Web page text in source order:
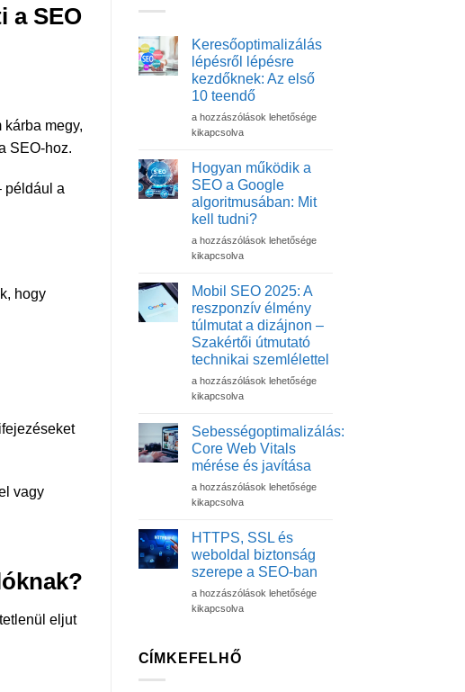
a SEO
megy,
SEO-hoz.
például a
hogy
vagy
eljut
Keresőoptimalizálás
lépésről lépésre
kezdőknek: Az első
10 teendő
Keresőoptimalizálás
lépésről
kezdőknek:
Az
első
10
teendő
bejegyzéshez
a hozzászólások lehetősége
kikapcsolva
Hogyan működik a
SEO a Google
algoritmusában: Mit
kell tudni?
Hogyan
működik
SEO
Google
algoritmusában:
Mit
kell
tudni?
bejegyzéshez
a hozzászólások lehetősége
kikapcsolva
Mobil SEO 2025: A
reszponzív élmény
túlmutat a dizájnon –
Szakértői útmutató
technikai szemlélettel
Mobil
SEO
A
reszponzív
élmény
túlmutat
a
dizájnon
Szakértői
útmutató
technikai
szemlélettel
bejegyzéshez
a hozzászólások lehetősége
kikapcsolva
Sebességoptimalizálás:
Core Web Vitals
mérése és javítása
Sebességoptimalizálás:
Core
Vitals
mérése
és
javítása
bejegyzéshez
a hozzászólások lehetősége
kikapcsolva
HTTPS, SSL és
weboldal biztonság
szerepe a SEO-ban
HTTPS,
SSL
biztonság
a hozzászólások lehetősége
kikapcsolva
CÍMKEFELHŐ